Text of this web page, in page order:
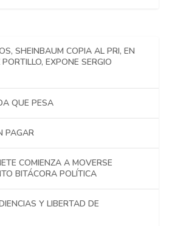
SHEINBAUM COPIA AL PRI, EN
EXPONE SERGIO
QUE PESA
PAGAR
COMIENZA A MOVERSE
BITÁCORA POLÍTICA
Y LIBERTAD DE